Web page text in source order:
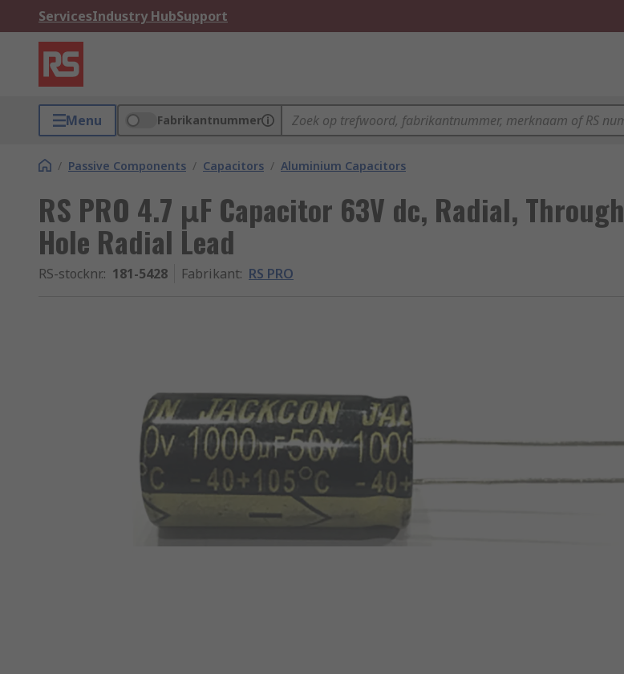
ServicesIndustry HubSupport
Menu Fabrikantnummer
/ Passive Components / Capacitors / Aluminium Capacitors
RS PRO 4.7 μF Capacitor 63V dc, Radial, Through
Hole Radial Lead
RS-stocknr.: 181-5428 Fabrikant: RS PRO